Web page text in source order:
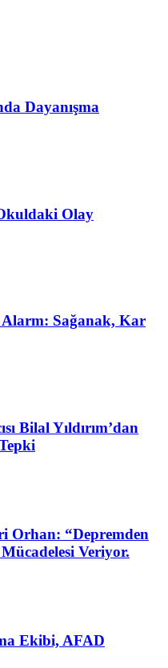
Dayanışma
Olay
Sağanak, Kar
Bilal Yıldırım’dan
Orhan: “Depremden
Veriyor.
Ekibi, AFAD